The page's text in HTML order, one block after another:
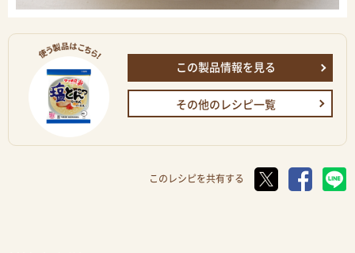
この製品情報を見る
その他のレシピ一覧
このレシピを共有する